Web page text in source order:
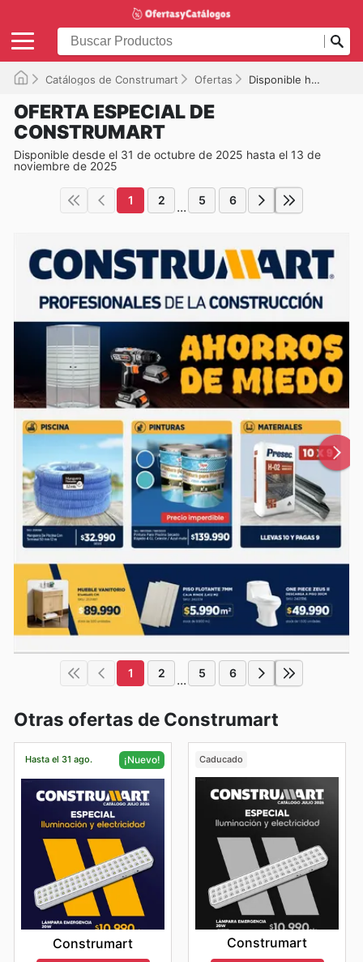
Catálogos de Construmart Ofertas Disponible hasta el 13-11-2025
OFERTA ESPECIAL DE
CONSTRUMART
Disponible desde el 31 de octubre de 2025 hasta el 13 de
noviembre de 2025
1 2 ... 5 6
1 2 ... 5 6
Otras ofertas de Construmart
Hasta el 31 ago. ¡Nuevo!
Construmart
Caducado
Construmart